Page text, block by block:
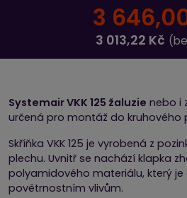
3
3 013,22 Kč
Systemair VKK 125 žaluzie nebo i
určená pro montáž do kruhového
Skříňka VKK 125 je vyrobená z
plechu. Uvnitř se nachází klapka
polyamidového materiálu, který
povětrnostním vlivům.